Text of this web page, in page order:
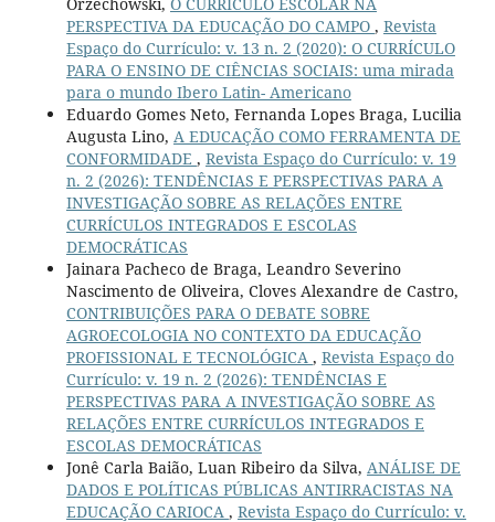
PERSPECTIVA DA EDUCAÇÃO DO CAMPO , Revista
Espaço do Currículo: v. 13 n. 2 (2020): O CURRÍCULO
PARA O ENSINO DE CIÊNCIAS SOCIAIS: uma mirada
para o mundo Ibero Latin- Americano
Eduardo Gomes Neto, Fernanda Lopes Braga, Lucilia
Augusta Lino, A EDUCAÇÃO COMO FERRAMENTA DE
CONFORMIDADE , Revista Espaço do Currículo: v. 19
n. 2 (2026): TENDÊNCIAS E PERSPECTIVAS PARA A
INVESTIGAÇÃO SOBRE AS RELAÇÕES ENTRE
CURRÍCULOS INTEGRADOS E ESCOLAS
DEMOCRÁTICAS
Jainara Pacheco de Braga, Leandro Severino
Nascimento de Oliveira, Cloves Alexandre de Castro,
CONTRIBUIÇÕES PARA O DEBATE SOBRE
AGROECOLOGIA NO CONTEXTO DA EDUCAÇÃO
PROFISSIONAL E TECNOLÓGICA , Revista Espaço do
Currículo: v. 19 n. 2 (2026): TENDÊNCIAS E
PERSPECTIVAS PARA A INVESTIGAÇÃO SOBRE AS
RELAÇÕES ENTRE CURRÍCULOS INTEGRADOS E
ESCOLAS DEMOCRÁTICAS
Jonê Carla Baião, Luan Ribeiro da Silva, ANÁLISE DE
DADOS E POLÍTICAS PÚBLICAS ANTIRRACISTAS NA
EDUCAÇÃO CARIOCA , Revista Espaço do Currículo: v.